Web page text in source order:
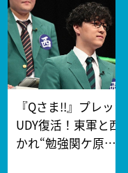
『Qさま!!』プレッ
UDY復活！東軍と西
かれ“勉強関ケ原…